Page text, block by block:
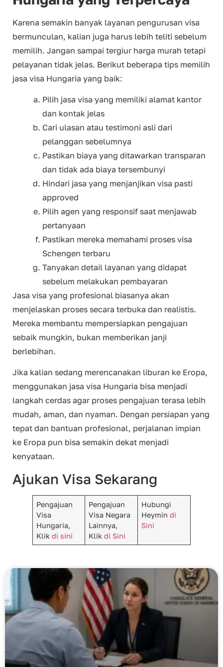
Karena semakin banyak layanan pengurusan visa
bermunculan, kalian juga harus lebih teliti sebelum
memilih. Jangan sampai tergiur harga murah tetapi
pelayanan tidak jelas. Berikut beberapa tips memilih
jasa visa Hungaria yang baik:
Pilih jasa visa yang memiliki alamat kantor
dan kontak jelas
Cari ulasan atau testimoni asli dari
pelanggan sebelumnya
Pastikan biaya yang ditawarkan transparan
dan tidak ada biaya tersembunyi
Hindari jasa yang menjanjikan visa pasti
approved
Pilih agen yang responsif saat menjawab
pertanyaan
Pastikan mereka memahami proses visa
Schengen terbaru
Tanyakan detail layanan yang didapat
sebelum melakukan pembayaran
Jasa visa yang profesional biasanya akan
menjelaskan proses secara terbuka dan realistis.
Mereka membantu mempersiapkan pengajuan
sebaik mungkin, bukan memberikan janji
berlebihan.
Jika kalian sedang merencanakan liburan ke Eropa,
menggunakan jasa visa Hungaria bisa menjadi
langkah cerdas agar proses pengajuan terasa lebih
mudah, aman, dan nyaman. Dengan persiapan yang
tepat dan bantuan profesional, perjalanan impian
ke Eropa pun bisa semakin dekat menjadi
kenyataan.
Ajukan Visa Sekarang
Pengajuan
Visa
Hungaria,
Klik di sini
Pengajuan
Visa Negara
Lainnya,
Klikdi Sini
Hubungi
Heymindi
Sini